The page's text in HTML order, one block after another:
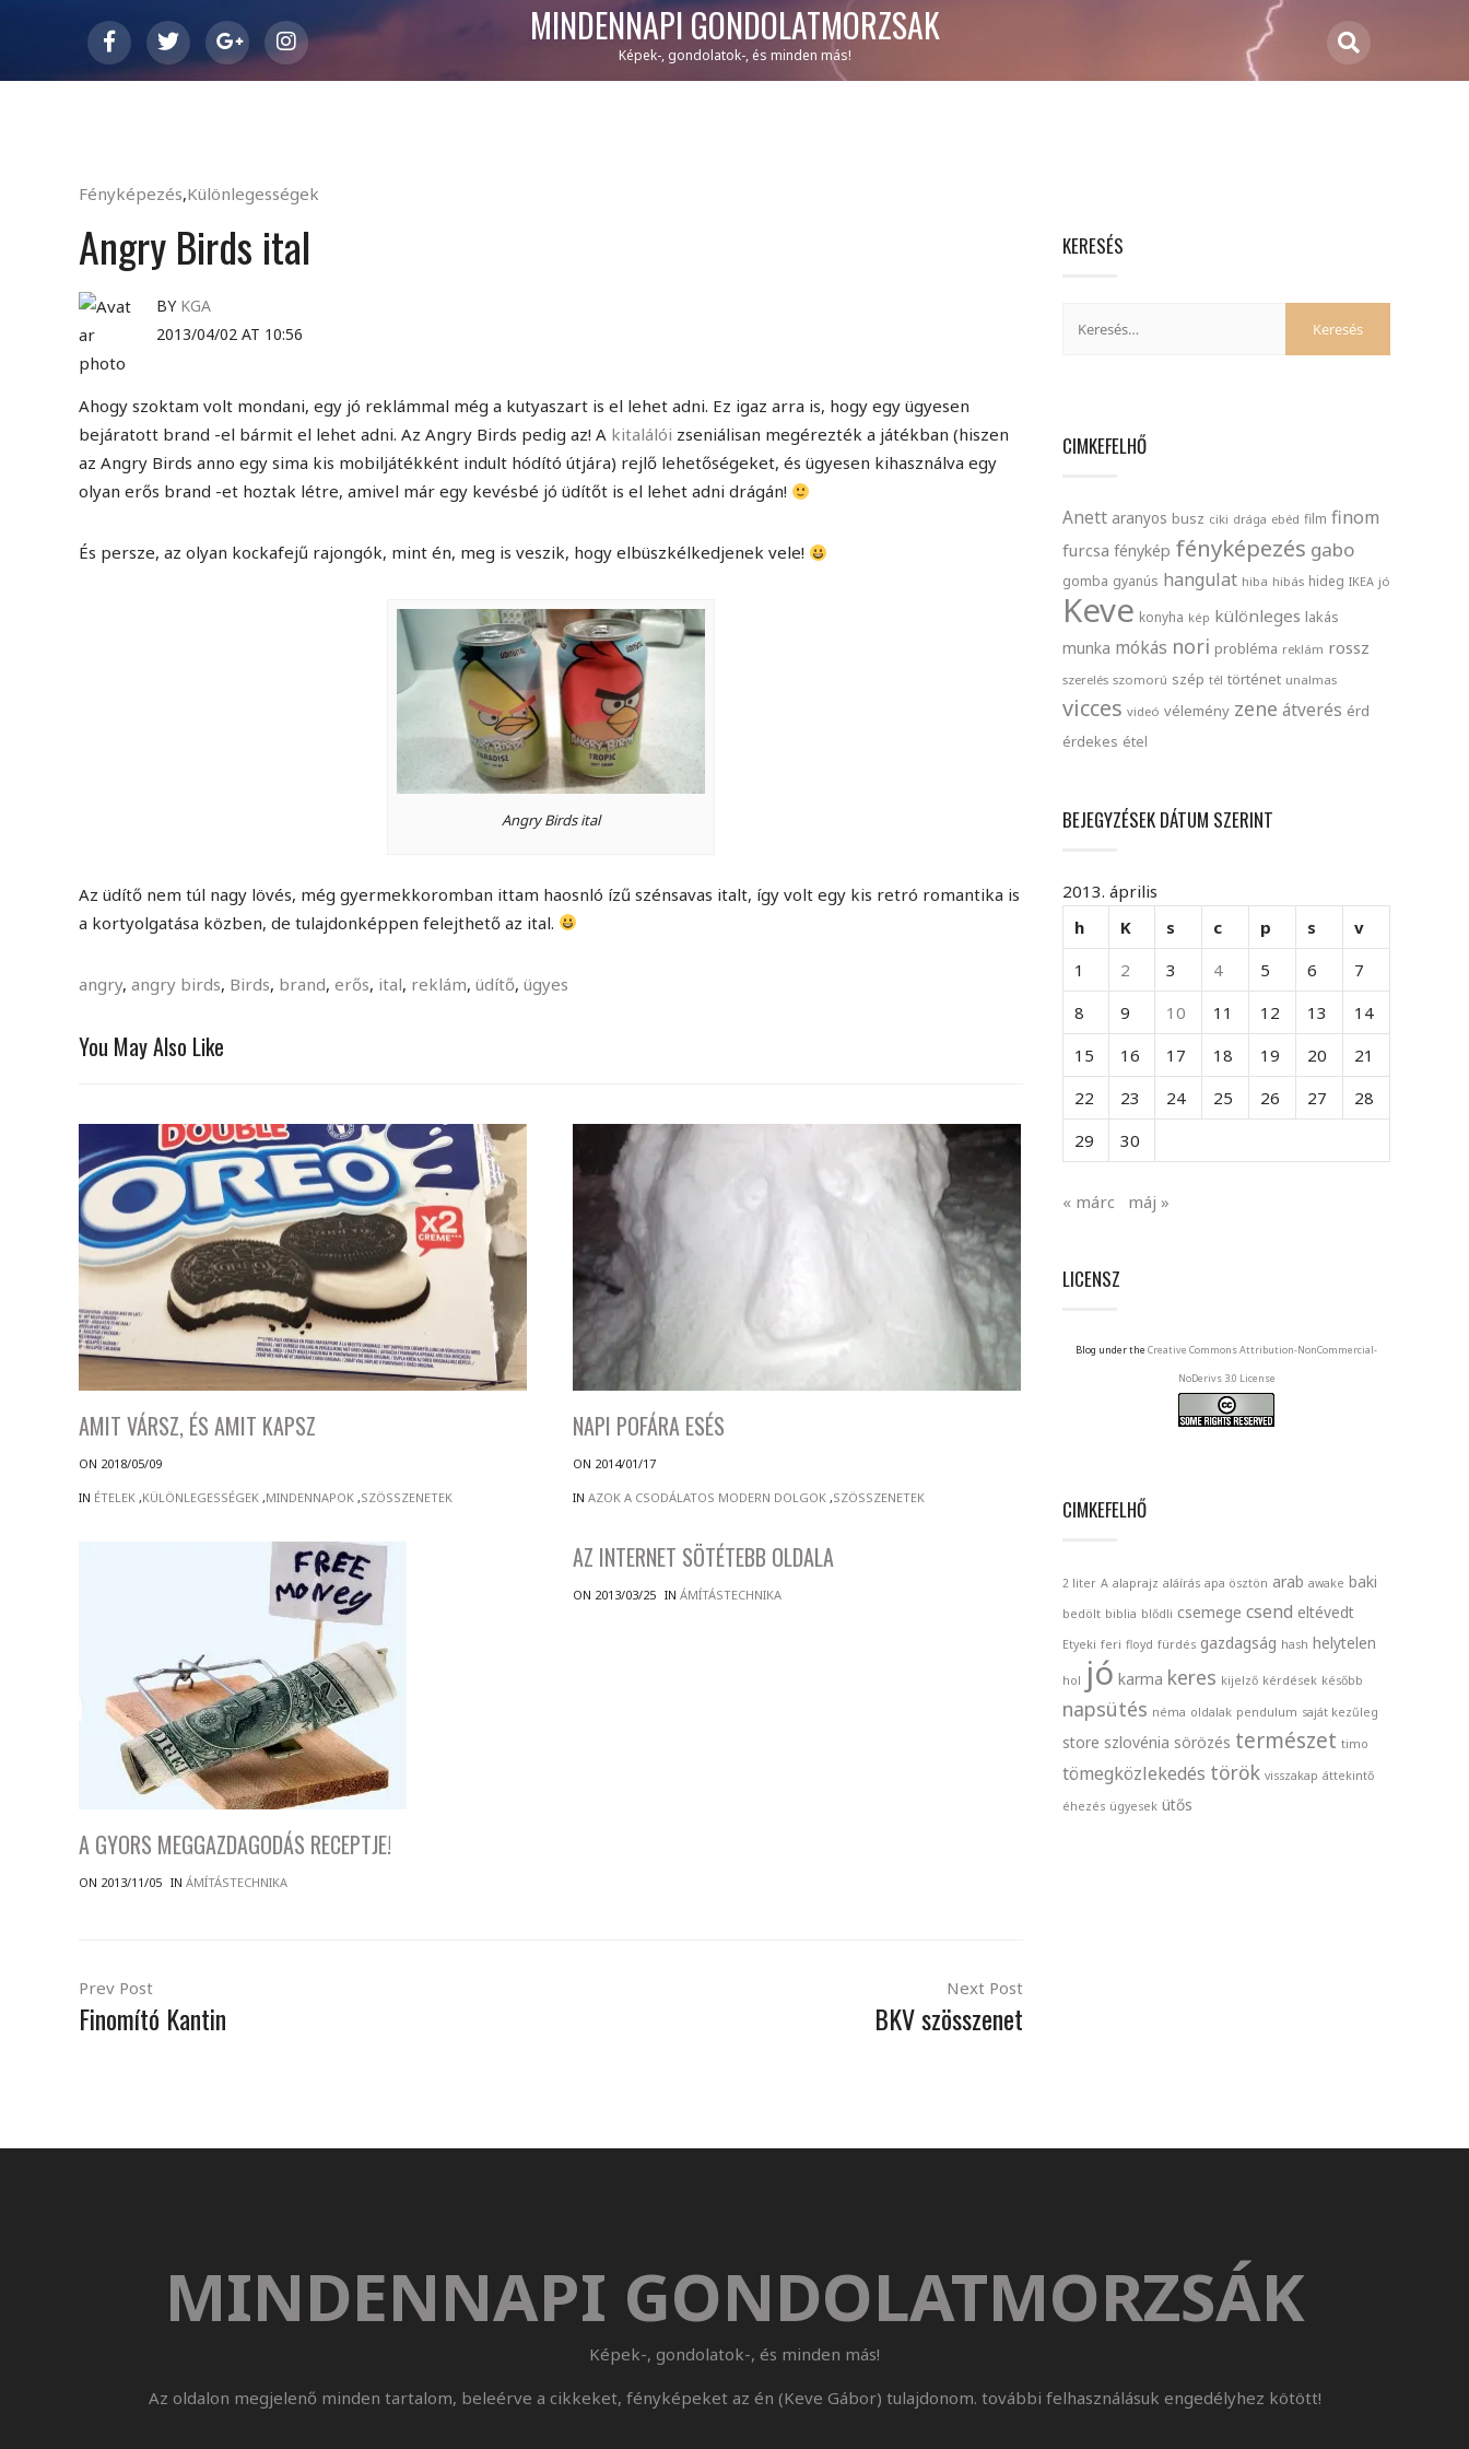
MINDENNAPI GONDOLATMORZSÁK
Képek-, gondolatok-, és minden más!
Fényképezés,Különlegességek
Angry Birds ital
BY KGA
2013/04/02 AT 10:56
Ahogy szoktam volt mondani, egy jó reklámmal még a kutyaszart is el lehet adni. Ez igaz arra is, hogy egy ügyesen
bejáratott brand -el bármit el lehet adni. Az Angry Birds pedig az! A kitalálói zseniálisan megérezték a játékban (hiszen
az Angry Birds anno egy sima kis mobiljátékként indult hódító útjára) rejlő lehetőségeket, és ügyesen kihasználva egy
olyan erős brand -et hoztak létre, amivel már egy kevésbé jó üdítőt is el lehet adni drágán!
És persze, az olyan kockafejű rajongók, mint én, meg is veszik, hogy elbüszkélkedjenek vele!
Angry Birds ital
Az üdítő nem túl nagy lövés, még gyermekkoromban ittam haosnló ízű szénsavas italt, így volt egy kis retró romantika is
a kortyolgatása közben, de tulajdonképpen felejthető az ital.
angry, angry birds, Birds, brand, erős, ital, reklám, üdítő, ügyes
You May Also Like
AMIT VÁRSZ, ÉS AMIT KAPSZ
ON 2018/05/09
IN ÉTELEK ,KÜLÖNLEGESSÉGEK ,MINDENNAPOK ,SZÖSSZENETEK
NAPI POFÁRA ESÉS
ON 2014/01/17
INAZOK A CSODÁLATOS MODERN DOLGOK ,SZÖSSZENETEK
A GYORS MEGGAZDAGODÁS RECEPTJE!
ON 2013/11/05 IN ÁMÍTÁSTECHNIKA
AZ INTERNET SÖTÉTEBB OLDALA
ON 2013/03/25 INÁMÍTÁSTECHNIKA
Prev Post
Finomító Kantin
Next Post
BKV szösszenet
KERESÉS
CIMKEFELHŐ
Anett aranyos busz ciki drága ebéd film finom
furcsa fénykép fényképezés gabo
gomba gyanús hangulat hiba hibás hideg IKEA jó
Keve konyha kép különleges lakás
munka mókás nori probléma reklám rossz
szerelés szomorú szép tél történet unalmas
vicces videó vélemény zene átverés érd
érdekes étel
BEJEGYZÉSEK DÁTUM SZERINT
2013. április
h
K s c p s
v
1
2 3 4 5 6
7
8
9 10 11 12 13
14
15
16 17 18 19 20
21
22
23 24 25 26 27
28
29
30
« márc máj »
LICENSZ
Blog under the Creative Commons Attribution-NonCommercial-
NoDerivs 3.0 License
CIMKEFELHŐ
2 liter A alaprajz aláírás apa ösztön arab awake baki
bedölt biblia blődli csemege csend eltévedt
Etyeki feri floyd fürdés gazdagság hash helytelen
hol jó karma keres kijelző kérdések később
napsütés néma oldalak pendulum saját kezűleg
store szlovénia sörözés természet timo
tömegközlekedés török visszakap áttekintő
éhezés ügyesek ütős
MINDENNAPI GONDOLATMORZSÁK
Képek-, gondolatok-, és minden más!
Az oldalon megjelenő minden tartalom, beleérve a cikkeket, fényképeket az én (Keve Gábor) tulajdonom. további felhasználásuk engedélyhez kötött!